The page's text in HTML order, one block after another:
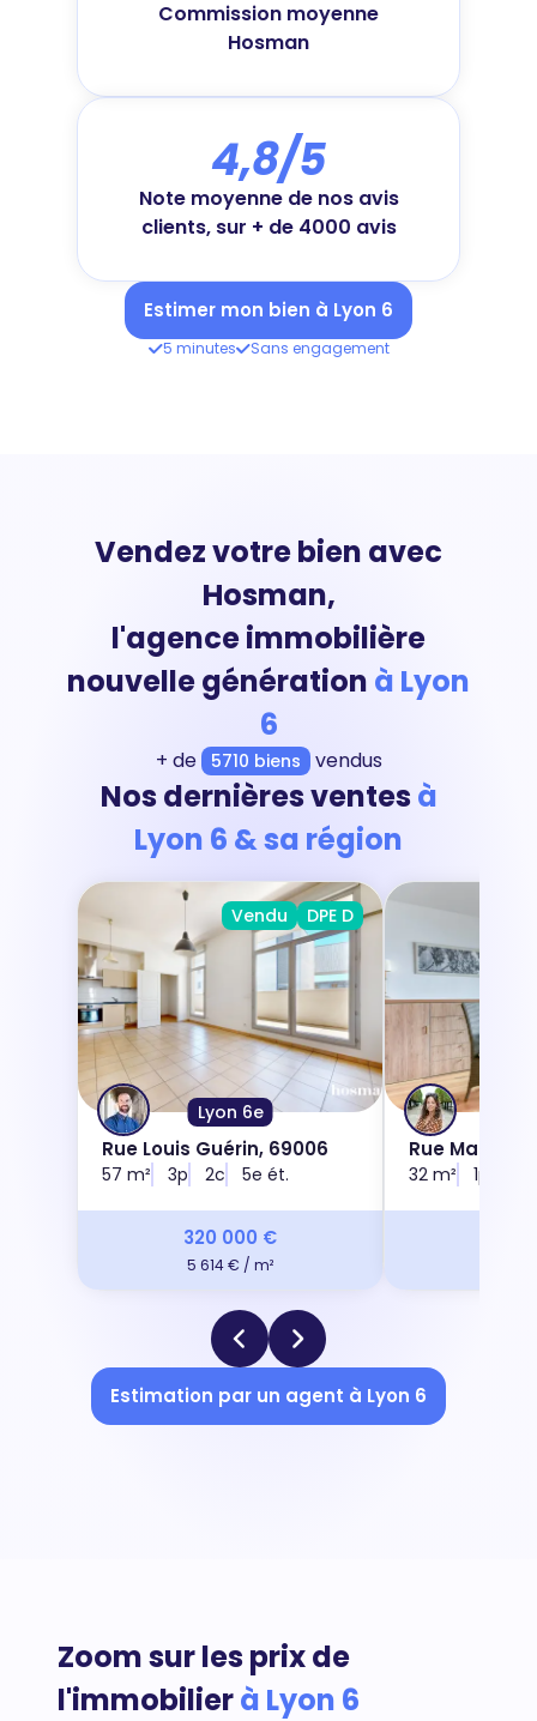
Commission moyenne
Hosman
4,8/5
Note moyenne de nos avis
clients, sur + de 4000 avis
Estimer mon bien à Lyon 6
5 minutes Sans engagement
Vendez votre bien avec
Hosman,
l'agence immobilière
nouvelle génération à Lyon
6
+ de 5710 biens vendus
Nos dernières ventesà
Lyon 6 & sa région
Lyon 6e
Vendu DPE D
Rue Louis Guérin, 69006
57 m² 3p 2c 5e ét.
320 000 €
5 614 € / m²
Rue
32 m² 1p
Estimation par un agent à Lyon 6
Zoom sur les prix de
l'immobilierà Lyon 6